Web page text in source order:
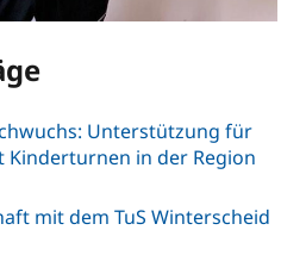
Unterstützung für
Kinderturnen in der Region
mit dem TuS Winterscheid